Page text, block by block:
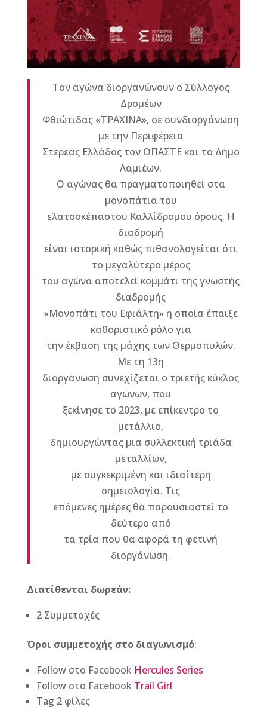
Τον αγώνα διοργανώνουν ο Σύλλογος
Δρομέων
Φθιώτιδας «ΤΡΑΧΙΝΑ», σε συνδιοργάνωση
με την Περιφέρεια
Στερεάς Ελλάδος τον ΟΠΑΣΤΕ και το Δήμο
Λαμιέων.
Ο αγώνας θα πραγματοποιηθεί στα
μονοπάτια του
ελατοσκέπαστου Καλλίδρομου όρους. Η
διαδρομή
είναι ιστορική καθώς πιθανολογείται ότι
το μεγαλύτερο μέρος
του αγώνα αποτελεί κομμάτι της γνωστής
διαδρομής
«Μονοπάτι του Εφιάλτη» η οποία έπαιξε
καθοριστικό ρόλο για
την έκβαση της μάχης των Θερμοπυλών.
Με τη 13η
διοργάνωση συνεχίζεται ο τριετής κύκλος
αγώνων, που
ξεκίνησε το 2023, με επίκεντρο το
μετάλλιο,
δημιουργώντας μια συλλεκτική τριάδα
μεταλλίων,
με συγκεκριμένη και ιδιαίτερη
σημειολογία. Τις
επόμενες ημέρες θα παρουσιαστεί το
δεύτερο από
τα τρία που θα αφορά τη φετινή
διοργάνωση.
Διατίθενται δωρεάν:
2 Συμμετοχές
Όροι συμμετοχής στο διαγωνισμό:
Follow στο Facebook Hercules Series
Follow στο Facebook Trail Girl
Tag 2 φίλες